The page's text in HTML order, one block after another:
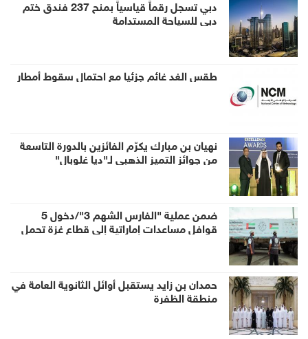
دبي تسجل رقماً قياسياً بمنح 237 فندق ختم
دبي للسياحة المستدامة
طقس الغد غائم جزئيا مع احتمال سقوط أمطار
نهيان بن مبارك يكرّم الفائزين بالدورة التاسعة
من جوائز التميز الذهبي لـ"ديا غلوبال"
ضمن عملية "الفارس الشهم 3"/دخول 5
قوافل مساعدات إماراتية إلى قطاع غزة تحمل
938 طناً من المساعدات الإنسانية
حمدان بن زايد يستقبل أوائل الثانوية العامة في
منطقة الظفرة